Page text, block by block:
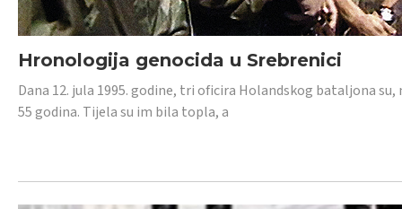
Hronologija genocida u Srebrenici
Dana 12. jula 1995. godine, tri oficira Holandskog bataljona
55 godina. Tijela su im bila topla, a